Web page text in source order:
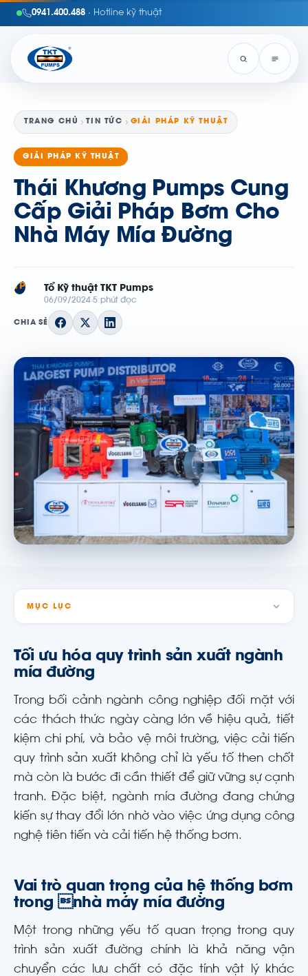
0941.400.488 · Hotline kỹ thuật
TRANG CHỦ TIN TỨC GIẢI PHÁP KỸ THUẬT
GIẢI PHÁP KỸ THUẬT
Thái Khương Pumps Cung
Cấp Giải Pháp Bơm Cho
Nhà Máy Mía Đường
TP Tổ Kỹ thuật TKT Pumps
06/09/2024 5 phút đọc
CHIA SẺ
MỤC LỤC
Tối ưu hóa quy trình sản xuất ngành
mía đường
Trong bối cảnh ngành công nghiệp đối mặt với
các thách thức ngày càng lớn về hiệu quả, tiết
kiệm chi phí, và bảo vệ môi trường, việc cải tiến
quy trình sản xuất không chỉ là yếu tố then chốt
mà còn là bước đi cần thiết để giữ vững sự cạnh
tranh. Đặc biệt, ngành mía đường đang chứng
kiến sự thay đổi lớn nhờ vào việc ứng dụng công
nghệ tiên tiến và cải tiến hệ thống bơm.
Vai trò quan trọng của hệ thống bơm
trong nhà máy mía đường
Một trong những yếu tố quan trọng trong quy
trình sản xuất đường chính là khả năng vận
chuyển các lưu chất có đặc tính vật lý khác